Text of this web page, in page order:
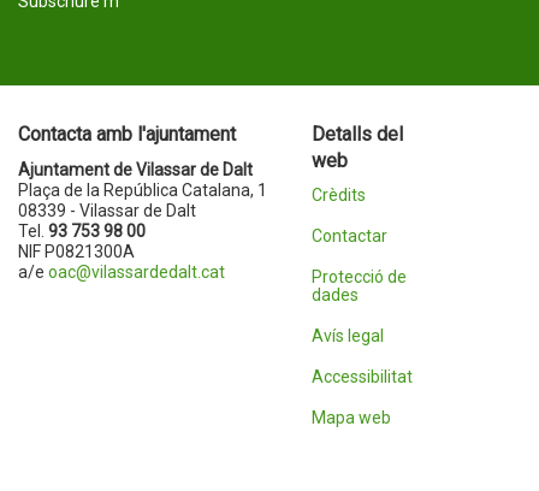
Contacta amb l'ajuntament
Ajuntament de Vilassar de Dalt
Plaça de la República Catalana, 1
08339 - Vilassar de Dalt
Tel. 93 753 98 00
NIF P0821300A
a/e oac@vilassardedalt.cat
Detalls del
web
Crèdits
Contactar
Protecció de
dades
Avís legal
Accessibilitat
Mapa web